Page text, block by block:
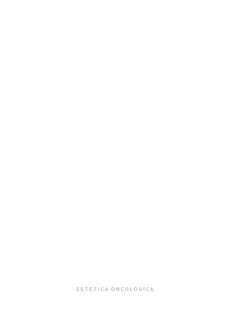
ESTÉTICA ONCOLÓGICA